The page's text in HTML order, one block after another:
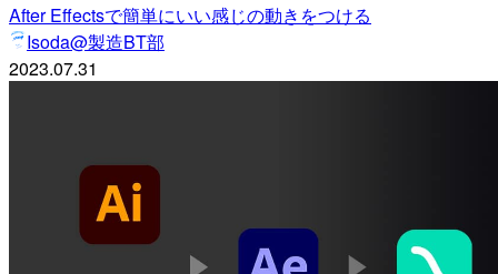
After Effectsで簡単にいい感じの動きをつける
Isoda@製造BT部
2023.07.31